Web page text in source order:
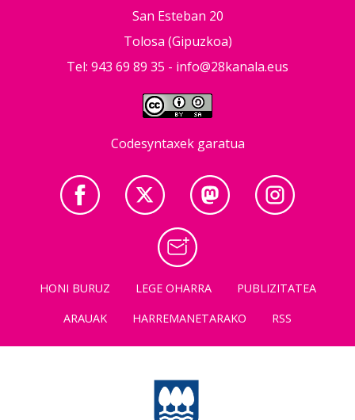
San Esteban 20
Tolosa (Gipuzkoa)
Tel: 943 69 89 35 - info@28kanala.eus
Codesyntaxek garatua
HONI BURUZ LEGE OHARRA
PUBLIZITATEA
ARAUAK
HARREMANETARAKO RSS